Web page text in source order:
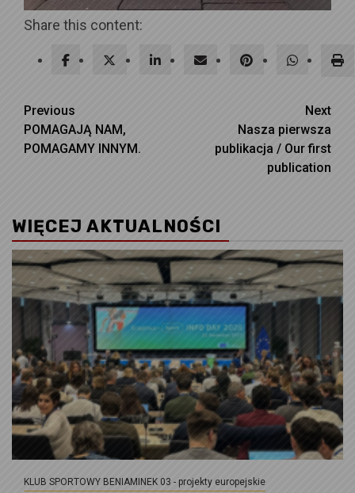
Share this content:
Continue
Reading
Previous
POMAGAJĄ NAM,
POMAGAMY INNYM.
Next
Nasza pierwsza
publikacja / Our first
publication
WIĘCEJ AKTUALNOŚCI
KLUB SPORTOWY BENIAMINEK 03 - projekty europejskie